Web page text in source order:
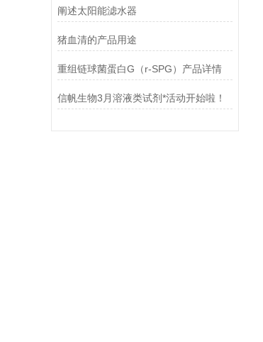
阐述太阳能滤水器
猪血清的产品用途
重组链球菌蛋白G（r-SPG）产品详情
信帆生物3月溶液类试剂*活动开始啦！